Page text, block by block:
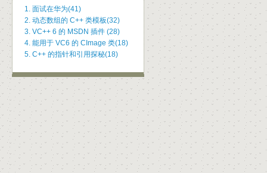
1. 面试在华为(41)
2. 动态数组的 C++ 类模板(32)
3. VC++ 6 的 MSDN 插件 (28)
4. 能用于 VC6 的 CImage 类(18)
5. C++ 的指针和引用探秘(18)